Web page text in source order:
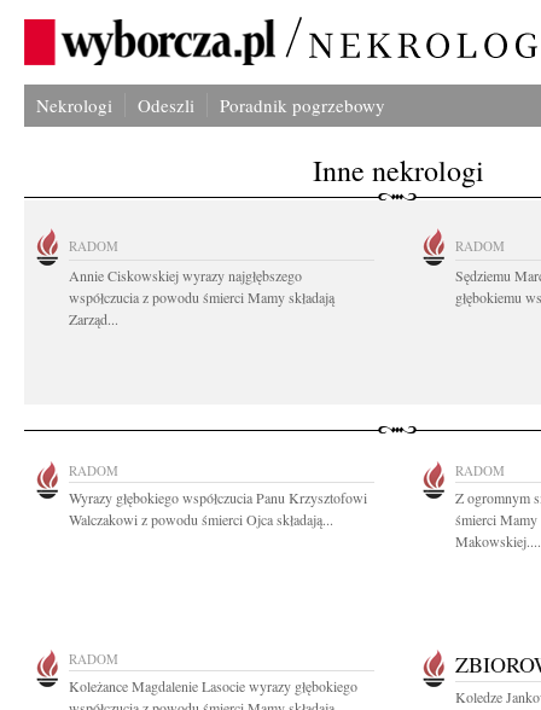
Nekrologi Odeszli Poradnik pogrzebowy
Inne nekrologi
RADOM
Annie Ciskowskiej wyrazy najgłębszego
współczucia z powodu śmierci Mamy składają
Zarząd...
RADOM
Sędziemu
głębokiemu
RADOM
Wyrazy głębokiego współczucia Panu Krzysztofowi
Walczakowi z powodu śmierci Ojca składają...
RADOM
Z ogromnym
śmierci Mamy
Makowskiej....
RADOM
Koleżance Magdalenie Lasocie wyrazy głębokiego
Koledze